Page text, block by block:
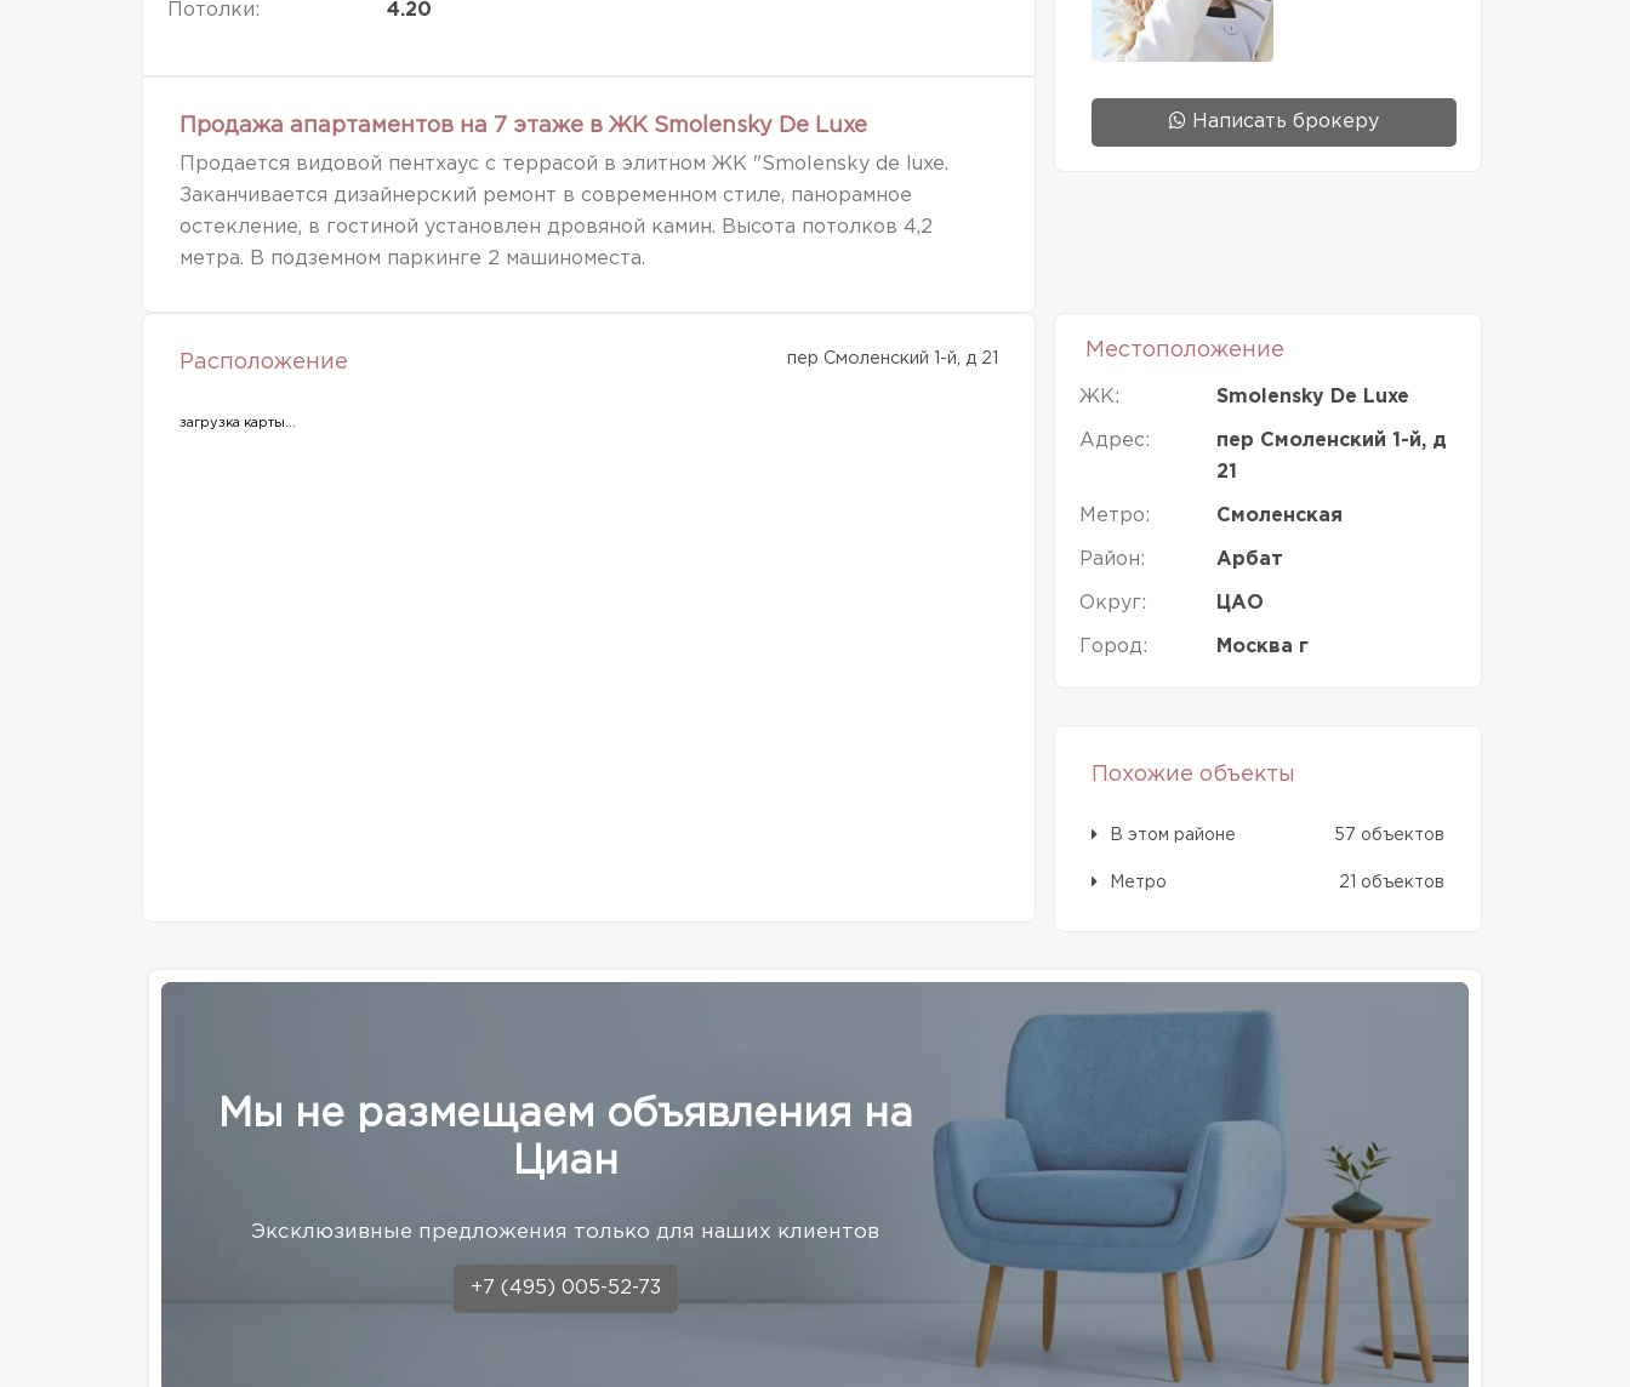
Потолки: 4.20
Продажа апартаментов на 7 этаже в ЖК Smolensky De Luxe
Продается видовой пентхаус с террасой в элитном ЖК "Smolensky de luxe.
Заканчивается дизайнерский ремонт в современном стиле, панорамное
остекление, в гостиной установлен дровяной камин. Высота потолков 4,2
метра. В подземном паркинге 2 машиноместа.
Написать брокеру
Расположение пер Смоленский 1-й, д 21
загрузка карты...
Местоположение
ЖК: Smolensky De Luxe
Адрес:
пер Смоленский 1-й, д
21
Метро: Смоленская
Район: Арбат
Округ: ЦАО
Город: Москва г
Похожие объекты
В этом районе 57 объектов
Метро 21 объектов
Мы не размещаем объявления на
Циан
Эксклюзивные предложения только для наших клиентов
+7 (495) 005-52-73